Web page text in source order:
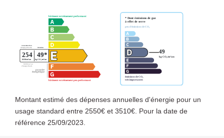
Montant estimé des dépenses annuelles d'énergie pour un
usage standard entre 2550€ et 3510€. Pour la date de
référence 25/09/2023.